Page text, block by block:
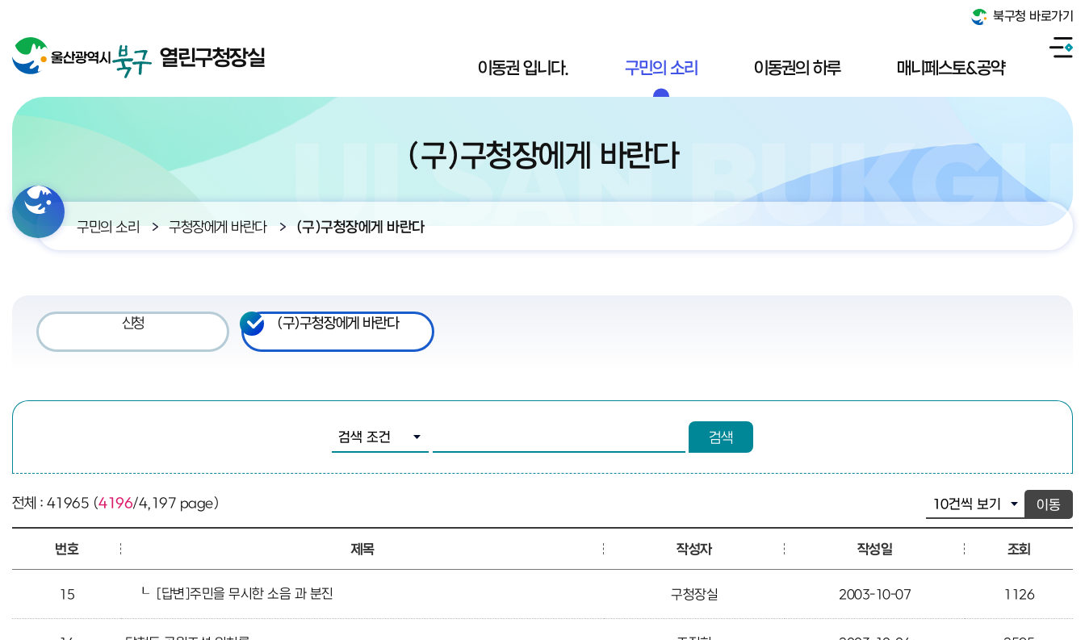
북구청 바로가기
열린구청장실 이동권 입니다. 구민의 소리 이동권의 하루 매니페스토&공약
(구)구청장에게 바란다
구민의 소리 구청장에게 바란다 (구)구청장에게 바란다
신청 (구)구청장에게 바란다
검색조건 선택 검색
이동
전체 : 41965 (4196/4,197 page)
번호 제목 작성자 작성일 조회
15 ┖ [답변]주민을 무시한 소음 과 분진 구청장실 2003-10-07 1126